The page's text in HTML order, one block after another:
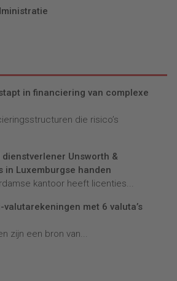
in financiering van complexe
die risico’s
dienstverlener Unsworth &
in Luxemburgse handen
kantoor heeft licenties...
valutarekeningen met 6 valuta’s
zijn een bron van...